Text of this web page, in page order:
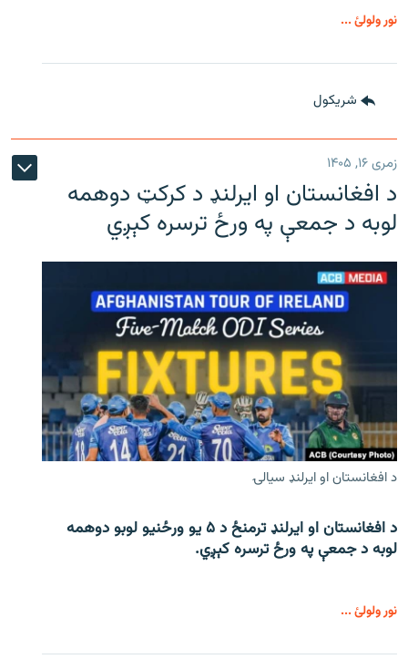
نور ولولئ ...
شريکول
زمری ۱۶, ۱۴۰۵
د افغانستان او ایرلنډ د کرکټ دوهمه
لوبه د جمعې په ورځ ترسره کېږي
د افغانستان او ایرلنډ سیالۍ
د افغانستان او ایرلنډ ترمنځ د ۵ یو ورځنیو لوبو دوهمه
لوبه د جمعې په ورځ ترسره کېږي.
نور ولولئ ...